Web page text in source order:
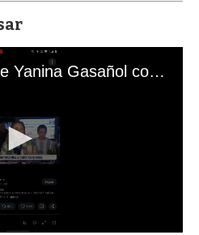
El mal momento de Yanina Gasañol con un hincha argentino en "Subrayado"